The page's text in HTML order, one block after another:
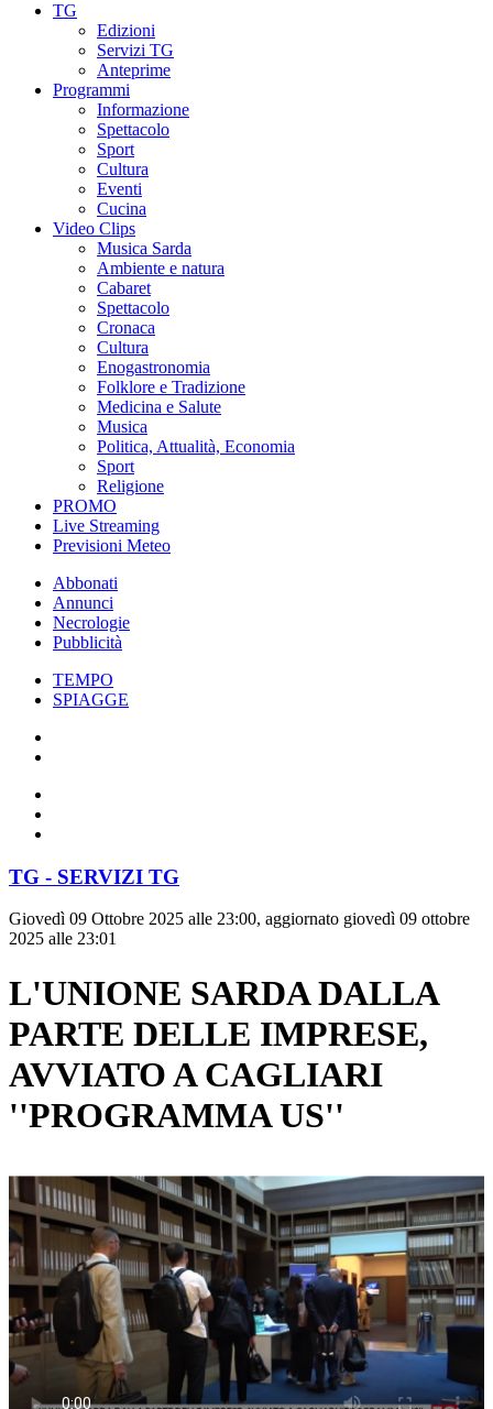
TG
Edizioni
Servizi TG
Anteprime
Programmi
Informazione
Spettacolo
Sport
Cultura
Eventi
Cucina
Video Clips
Musica Sarda
Ambiente e natura
Cabaret
Spettacolo
Cronaca
Cultura
Enogastronomia
Folklore e Tradizione
Medicina e Salute
Musica
Politica, Attualità, Economia
Sport
Religione
PROMO
Live Streaming
Previsioni Meteo
Abbonati
Annunci
Necrologie
Pubblicità
TEMPO
SPIAGGE
TG - SERVIZI TG
Giovedì 09 Ottobre 2025 alle 23:00, aggiornato giovedì 09 ottobre
2025 alle 23:01
L'UNIONE SARDA DALLA
PARTE DELLE IMPRESE,
AVVIATO A CAGLIARI
''PROGRAMMA US''